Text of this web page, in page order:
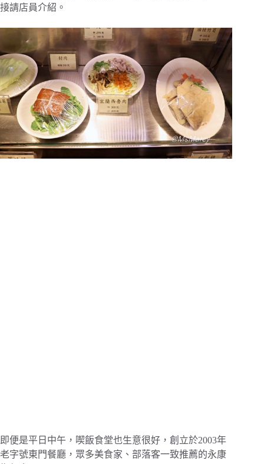
接請店員介紹。
即便是平日中午，喫飯食堂也生意很好，創立於2003年
老字號東門餐廳，眾多美食家、部落客一致推薦的永康